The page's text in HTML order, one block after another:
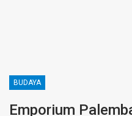
BUDAYA
Emporium